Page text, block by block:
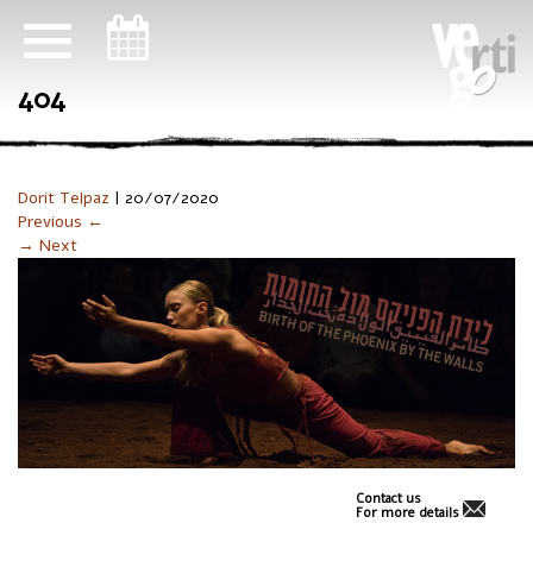
404
Dorit Telpaz | 20/07/2020
Previous ←
→ Next
Contact us
For more details